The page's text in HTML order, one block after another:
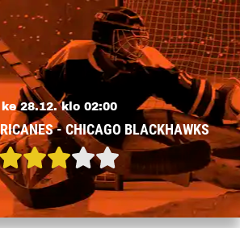
ke 28.12. klo 02:00
- CHICAGO BLACKHAWKS